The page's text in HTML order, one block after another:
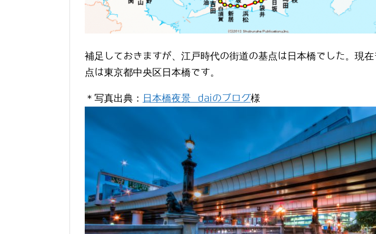
補足しておきますが、江戸時代の街道の基点は日本橋でした。現
点は東京都中央区日本橋です。
＊写真出典： 日本橋夜景 daiのブログ様